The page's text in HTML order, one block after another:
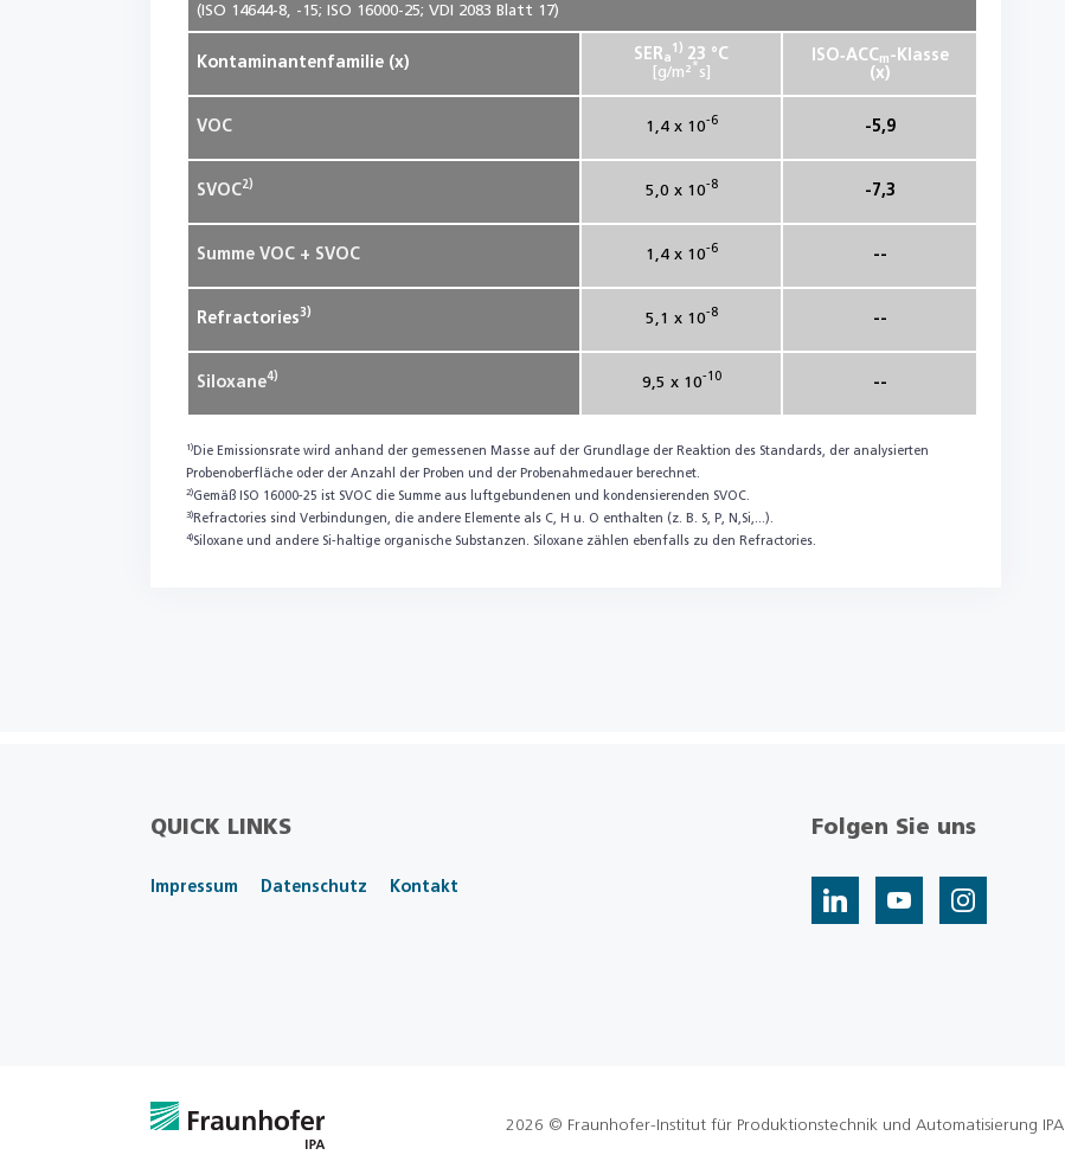
(ISO 14644-8, -15; ISO 16000-25; VDI 2083 Blatt 17)
Kontaminantenfamilie (x) SER a
1) 23 °C
[g/m² * s]
ISO‑ACC m -Klasse
(x)
VOC 1,4 x 10-6 -5,9
SVOC2) 5,0 x 10-8 -7,3
Summe VOC + SVOC 1,4 x 10-6 --
Refractories3 ) 5,1 x 10-8 --
Siloxane4) 9,5 x 10-10 --
1) Die Emissionsrate wird anhand der gemessenen Masse auf der Grundlage der Reaktion des Standards, der analysierten
Probenoberfläche oder der Anzahl der Proben und der Probenahmedauer berechnet.
2)Gemäß ISO 16000-25 ist SVOC die Summe aus luftgebundenen und kondensierenden SVOC.
3) Refractories sind Verbindungen, die andere Elemente als C, H u. O enthalten (z. B. S, P, N,Si,...).
4)Siloxane und andere Si-haltige organische Substanzen. Siloxane zählen ebenfalls zu den Refractories.
QUICK LINKS
Impressum Datenschutz Kontakt
Folgen Sie uns
2026 © Fraunhofer-Institut für Produktionstechnik und Automatisierung IPA